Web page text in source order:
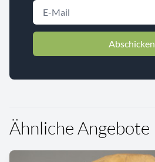
Abschicken
Ähnliche Angebote